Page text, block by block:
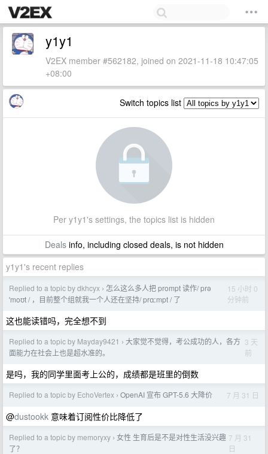
y1y1
V2EX member #562182, joined on 2021-11-18 10:47:05
+08:00
Switch topics list
Per y1y1's settings, the topics list is hidden
Dealsinfo, including closed deals, is not hidden
y1y1's recent replies
Replied to a topic by dkhcyx › 怎么这么多人把 prompt 读作/ prə
ˈmoʊt / ，目前整个组就我一个人还在坚持/ prɑːmpt / 了
15 小时 0
分钟前
这也能读错吗，完全想不到
Replied to a topic by Mayday9421 › 大家觉不觉得，考公成功的人，各方
面能力在社会上也是超水准的。
3 天
前
是吗，我的同学里面考上公的，成绩都是班里的倒数
Replied to a topic by EchoVertex › OpenAI 宣布 GPT-5.6 大降价 7 月 31 日
@dustookk 意味着订阅性价比降低了
Replied to a topic by memoryxy › 女性 生育后是不是对性生活没兴趣
了？
7 月 31
日